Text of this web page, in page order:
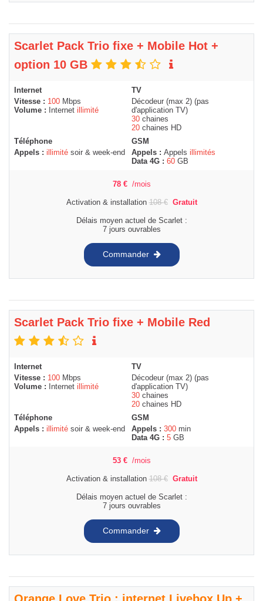
Scarlet Pack Trio fixe + Mobile Hot +
option 10 GB
Internet
Vitesse : 100 Mbps
Volume :
Internet illimité
TV
Décodeur (max 2) (pas
d'application TV)
30 chaines
20 chaines HD
Téléphone
Appels : illimité soir & week-end
GSM
Appels : Appels illimités
Data 4G : 60 GB
78 € /mois
Activation & installation108€ Gratuit
Délais moyen actuel de Scarlet :
7 jours ouvrables
Commander
Scarlet Pack Trio fixe + Mobile Red
Internet
Vitesse : 100 Mbps
Volume :
Internet illimité
TV
Décodeur (max 2) (pas
d'application TV)
30 chaines
20 chaines HD
Téléphone
Appels : illimité soir & week-end
GSM
Appels : 300 min
Data 4G : 5 GB
53 € /mois
Activation & installation108€ Gratuit
Délais moyen actuel de Scarlet :
7 jours ouvrables
Commander